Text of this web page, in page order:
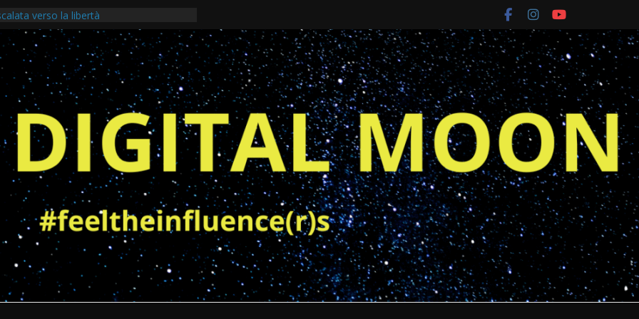
timidezza ai milioni di visualizzazioni
verso la libertà
Tra le pagine di un libro e il
numeri al campo
giornalista pubblicista